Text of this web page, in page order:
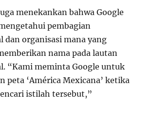
menekankan bahwa Google
pembagian
dan organisasi mana yang
nama pada lautan
“Kami meminta Google untuk
peta ‘América Mexicana’ ketika
istilah tersebut,”